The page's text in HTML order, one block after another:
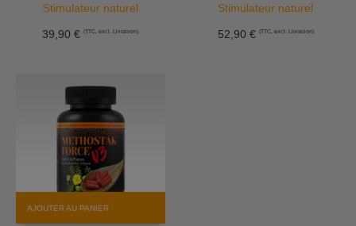
Stimulateur naturel
39,90€ (TTC, excl. Livraison)
Stimulateur naturel
52,90 € (TTC, excl. Livraison)
AJOUTER AU PANIER